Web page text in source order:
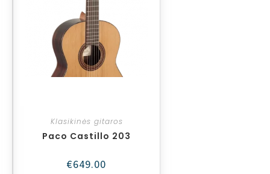
Klasikinės gitaros
Paco Castillo 203
€649.00